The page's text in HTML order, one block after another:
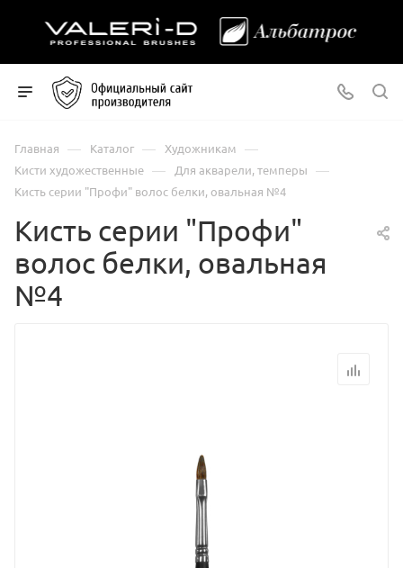
Главная — Каталог — Художникам —
Кисти художественные — Для акварели, темперы —
Кисть серии "Профи" волос белки, овальная №4
Кисть серии "Профи"
волос белки, овальная
№4